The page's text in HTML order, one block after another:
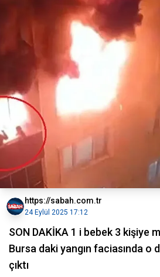
https://sabah.com.tr
24 Eylül 2025 17:12
SON DAKİKA 1 i bebek 3 kişiye
Bursa daki yangın faciasında o
çıktı